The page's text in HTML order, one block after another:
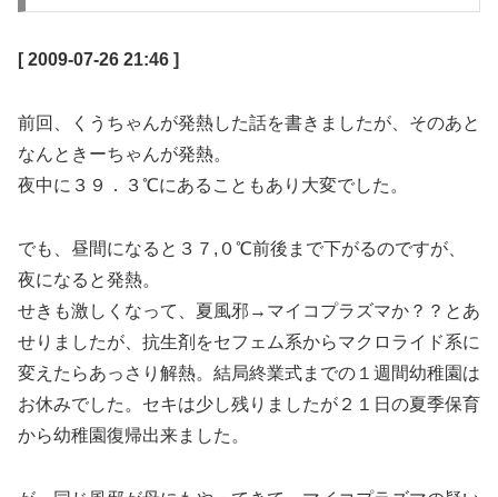
[ 2009-07-26 21:46 ]
前回、くうちゃんが発熱した話を書きましたが、そのあと
なんときーちゃんが発熱。
夜中に３９．３℃にあることもあり大変でした。
でも、昼間になると３７,０℃前後まで下がるのですが、
夜になると発熱。
せきも激しくなって、夏風邪→マイコプラズマか？？とあ
せりましたが、抗生剤をセフェム系からマクロライド系に
変えたらあっさり解熱。結局終業式までの１週間幼稚園は
お休みでした。セキは少し残りましたが２１日の夏季保育
から幼稚園復帰出来ました。